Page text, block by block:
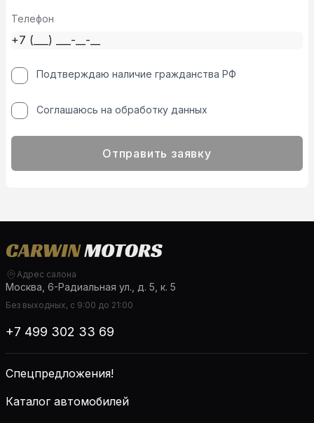
Телефон
Подтверждаю наличие гражданства РФ
Соглашаюсь на обработку данных
Отправить заявку
Адрес салона
Москва, 6-Радиальная ул., д. 5, к. 5
Без выходных, с 9:00 до 21:00
+7 499 302 33 69
Спецпредложения!
Каталог автомобилей